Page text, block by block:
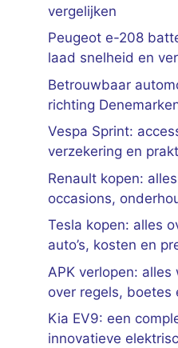
vergelijken
Peugeot e-208
laad snelheid en
Betrouwbaar
richting
Vespa Sprint:
verzekering en
Renault kopen:
occasions,
Tesla kopen: alles
auto’s, kosten en
APK verlopen:
over regels, boetes
Kia EV9: een
innovatieve